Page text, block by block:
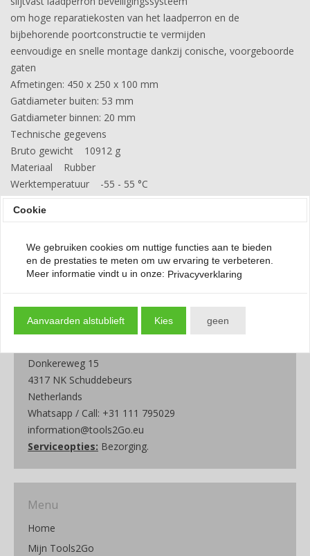
om hoge reparatiekosten van het laadperron en de
bijbehorende poortconstructie te vermijden
eenvoudige en snelle montage dankzij conische, voorgeboorde
gaten
Afmetingen: 450 x 250 x 100 mm
Gatdiameter buiten: 53 mm
Gatdiameter binnen: 20 mm
Technische gegevens
Bruto gewicht 10912 g
Materiaal Rubber
Werktemperatuur -55 - 55 °C
check Vragen? Bel of WhatsApp 0111-79 50 29
Contact Webshop
Donkereweg 15
4317 NK Schuddebeurs
Netherlands
Whatsapp / Call: +31 111 795029
information@tools2Go.eu
Serviceopties: Bezorging.
Menu
Home
Mijn Tools2Go
Cookie
We gebruiken cookies om nuttige functies aan te bieden
en de prestaties te meten om uw ervaring te verbeteren.
Meer informatie vindt u in onze: Privacyverklaring
Aanvaarden alstublieft Kies geen